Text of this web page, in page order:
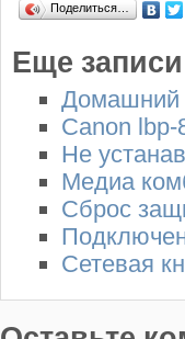
Поделиться…
Еще
Домашний
Canon
Не
Медиа
Сброс
Сетевая